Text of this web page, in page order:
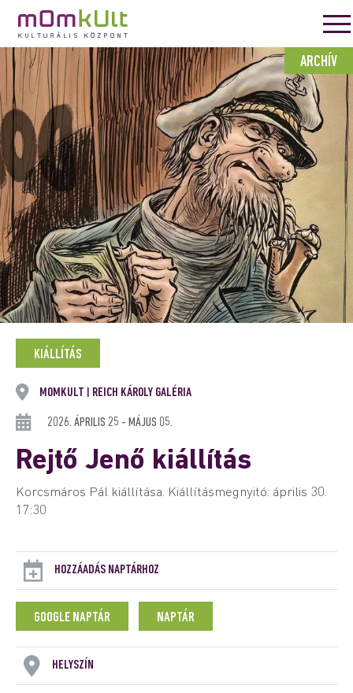
ARCHÍV
KIÁLLÍTÁS
MOMKULT REICH KÁROLY GALÉRIA
2026. ÁPRILIS 25 - MÁJUS 05.
Rejtő Jenő kiállítás
Korcsmáros Pál kiállítása. Kiállításmegnyitó: április 30.
17:30
HOZZÁADÁS NAPTÁRHOZ
GOOGLE NAPTÁR NAPTÁR
HELYSZÍN